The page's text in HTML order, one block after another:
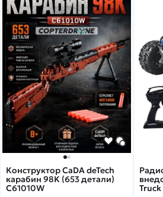
Конструктор CaDA deTech
карабин 98K (653 детали)
C61010W
Truck